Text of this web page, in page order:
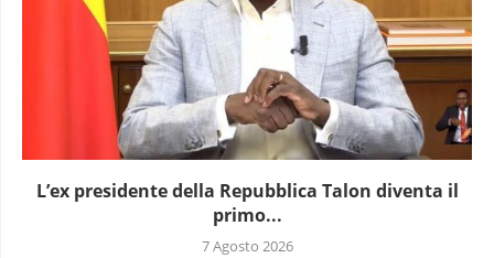
L’ex presidente della Repubblica Talon diventa il
primo...
7 Agosto 2026